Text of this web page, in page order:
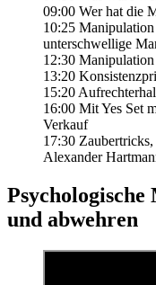
09:00 Wer hat die
10:25
unterschwellige
12:30
13:20
15:20
16:00 Mit Yes Set
Verkauf
17:30
Alexander
und abwehren